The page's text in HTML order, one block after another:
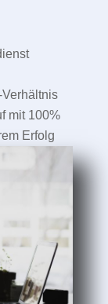
mit 100%
Erfolg